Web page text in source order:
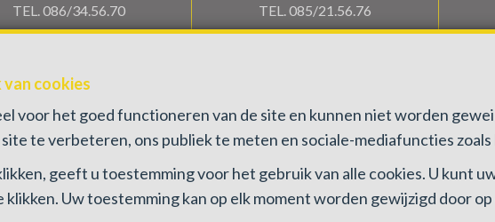
cookies
voor het goed functioneren van de site en kunnen niet worden
te verbeteren, ons publiek te meten en sociale-mediafuncties
geeft u toestemming voor het gebruik van alle cookies. U kunt
Uw toestemming kan op elk moment worden gewijzigd door
TEL.086/34.56.70
info@antoineimmo.be
TEL.085/21.56.76
info@antoineimmo.be
bemiddelaar in België, BIV N° 100082 - Ondernemingsnummer : BTW